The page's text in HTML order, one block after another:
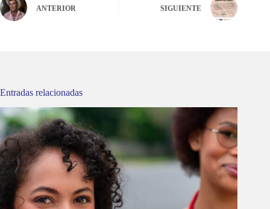
ANTERIOR SIGUIENTE
Entradas relacionadas